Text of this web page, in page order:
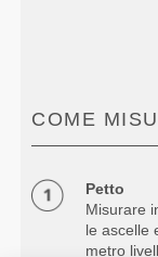
COME
Petto
Misurare
le ascelle
metro